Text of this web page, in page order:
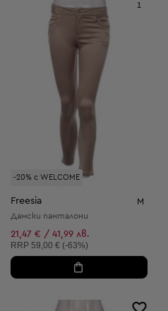
-20% с WELCOME
1
Freesia M
Дамски панталони
21,47 € / 41,99 лв.
Препоръчителна цена:
RRP 59,00 € (-63%)